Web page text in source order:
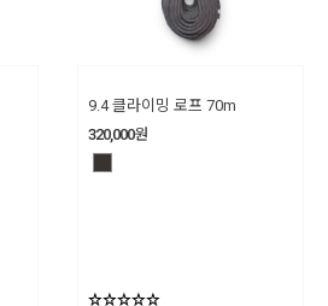
9.4 클라이밍 로프 70m
320,000원